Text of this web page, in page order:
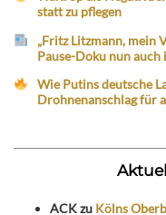
statt zu pflegen
„Fritz Litzmann, mein
Pause-Doku nun auch
Wie Putins deutsche
Drohnenanschlag für
ACKzu Kölns